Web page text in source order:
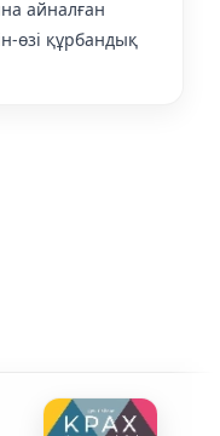
айналған
өзі құрбандық